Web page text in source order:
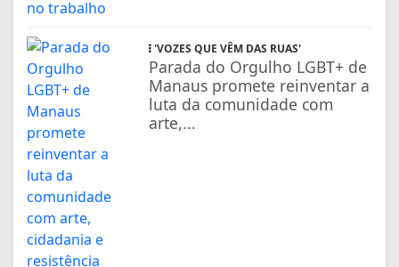
'VOZES QUE VÊM DAS RUAS'
Parada do Orgulho LGBT+ de
Manaus promete reinventar a
luta da comunidade com
arte,...